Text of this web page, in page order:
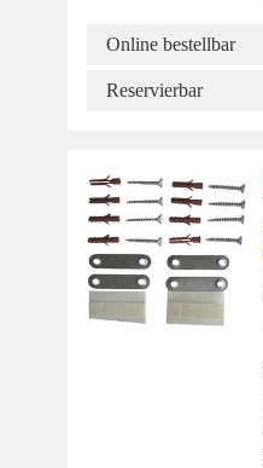
Online bestellbar
Reservierbar